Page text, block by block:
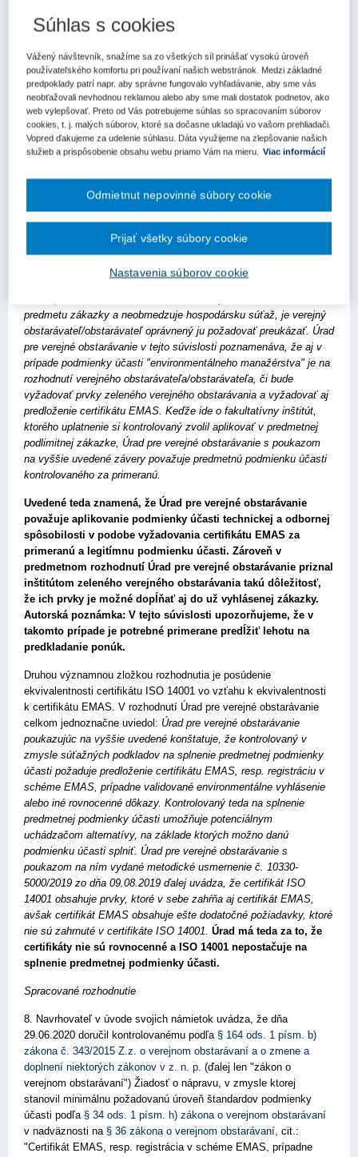
verejného obstarávania (Green Public Procurement - GPP). Zelené
správy integrujú environmentálne požiadavky do procesu
obstarávania. Uplatňovanie zeleného verejného obstarávania
podporuje udržateľné využívanie prírodných zdrojov, dosahovanie
zmien v správaní, ktoré smeruje k udržateľnej výrobe a spotrebe."
Skutočnosť, že pôvodne vyhlásené verejné obstarávanie nebolo
vyhlásené ako zelené verejné obstarávanie a do nového verejného
obstarávania sa už kontrolovaný rozhodol vniesť prvky zeleného
kontrolovaným stanovenú podmienku účasti, nemožno brať za
diskriminačnú alebo v rozpore s princípmi verejného obstarávania.
Úrad pre verejné obstarávanie opätovne poukazuje, že je na
podmienku účasti a či bude vyžadovať určitú minimálnu
predmetu zákazky a neobmedzuje hospodársku súťaž, je verejný
obstarávateľ/obstarávateľ oprávnený ju požadovať preukázať. Úrad
pre verejné obstarávanie v tejto súvislosti poznamenáva, že aj v
prípade podmienky účasti "environmentálneho manažérstva" je na
rozhodnutí verejného obstarávateľa/obstarávateľa, či bude
vyžadovať prvky zeleného verejného obstarávania a vyžadovať aj
predloženie certifikátu EMAS. Keďže ide o fakultatívny inštitút,
ktorého uplatnenie si kontrolovaný zvolil aplikovať v predmetnej
podlimitnej zákazke, Úrad pre verejné obstarávanie s poukazom
na vyššie uvedené závery považuje predmetnú podmienku účasti
kontrolovaného za primeranú.
Uvedené teda znamená, že Úrad pre verejné obstarávanie
považuje aplikovanie podmienky účasti technickej a odbornej
spôsobilosti v podobe vyžadovania certifikátu EMAS za
primeranú a legitímnu podmienku účasti. Zároveň v
predmetnom rozhodnutí Úrad pre verejné obstarávanie priznal
inštitútom zeleného verejného obstarávania takú dôležitosť,
že ich prvky je možné dopĺňať aj do už vyhlásenej zákazky.
Autorská poznámka: V tejto súvislosti upozorňujeme, že v
takomto prípade je potrebné primerane predĺžiť lehotu na
predkladanie ponúk.
Druhou významnou zložkou rozhodnutia je posúdenie
ekvivalentnosti certifikátu ISO 14001 vo vzťahu k ekvivalentnosti
k certifikátu EMAS. V rozhodnutí Úrad pre verejné obstarávanie
celkom jednoznačne uviedol: Úrad pre verejné obstarávanie
poukazujúc na vyššie uvedené konštatuje, že kontrolovaný v
zmysle súťažných podkladov na splnenie predmetnej podmienky
účasti požaduje predloženie certifikátu EMAS, resp. registráciu v
schéme EMAS, prípadne validované environmentálne vyhlásenie
alebo iné rovnocenné dôkazy. Kontrolovaný teda na splnenie
predmetnej podmienky účasti umožňuje potenciálnym
uchádzačom alternatívy, na základe ktorých možno danú
podmienku účasti splniť. Úrad pre verejné obstarávanie s
poukazom na ním vydané metodické usmernenie č. 10330-
5000/2019 zo dňa 09.08.2019 ďalej uvádza, že certifikát ISO
14001 obsahuje prvky, ktoré v sebe zahŕňa aj certifikát EMAS,
avšak certifikát EMAS obsahuje ešte dodatočné požiadavky, ktoré
nie sú zahrnuté v certifikáte ISO 14001. Úrad má teda za to, že
certifikáty nie sú rovnocenné a ISO 14001 nepostačuje na
splnenie predmetnej podmienky účasti.
Spracované rozhodnutie
8. Navrhovateľ v úvode svojich námietok uvádza, že dňa
29.06.2020 doručil kontrolovanému podľa§ 164 ods. 1 písm. b)
zákona č. 343/2015 Z.z. o verejnom obstarávaní a o zmene a
doplnení niektorých zákonov v z. n. p. (ďalej len "zákon o
verejnom obstarávaní") Žiadosť o nápravu, v zmysle ktorej
stanovil minimálnu požadovanú úroveň štandardov podmienky
účasti podľa § 34 ods. 1 písm. h) zákona o verejnom obstarávaní
v nadväznosti na § 36 zákona o verejnom obstarávaní, cit.:
"Certifikát EMAS, resp. registrácia v schéme EMAS, prípadne
Súhlas s cookies
Vážený návštevník, snažíme sa zo všetkých síl prinášať vysokú úroveň
používateľského komfortu pri používaní našich webstránok. Medzi základné
predpoklady patrí napr. aby správne fungovalo vyhľadávanie, aby sme vás
neobťažovali nevhodnou reklamou alebo aby sme mali dostatok podnetov, ako
web vylepšovať. Preto od Vás potrebujeme súhlas so spracovaním súborov
cookies, t. j. malých súborov, ktoré sa dočasne ukladajú vo vašom prehliadači.
Vopred ďakujeme za udelenie súhlasu. Dáta využijeme na zlepšovanie našich
služieb a prispôsobenie obsahu webu priamo Vám na mieru.
Viac informácií
Nastavenia súborov cookie
Odmietnut nepovinné súbory cookie
Prijať všetky súbory cookie